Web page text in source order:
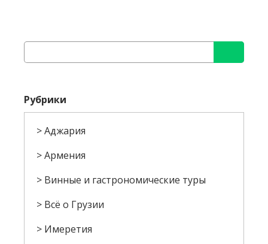
Рубрики
Аджария
Армения
Винные и гастрономические туры
Всё о Грузии
Имеретия